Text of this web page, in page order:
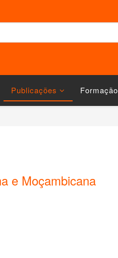
Publicações Formação
e Moçambicana